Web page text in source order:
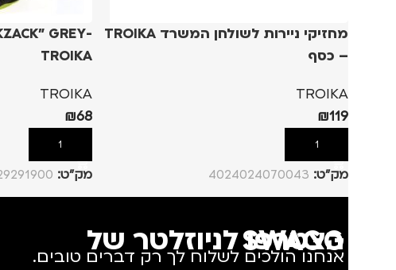
מחזיקי ניירות לשולחן המשרד TROIKA
– כסף
TROIKA
₪119
הוספה לסל
מק”ט: 4024024070043
GREY-
TROIKA
TROIKA
₪68
הוספה לסל
מק”ט:
הצטרפו לניוזלטר של SWAGG
אנחנו הולכים לשלוח לך רק דברים טובים.